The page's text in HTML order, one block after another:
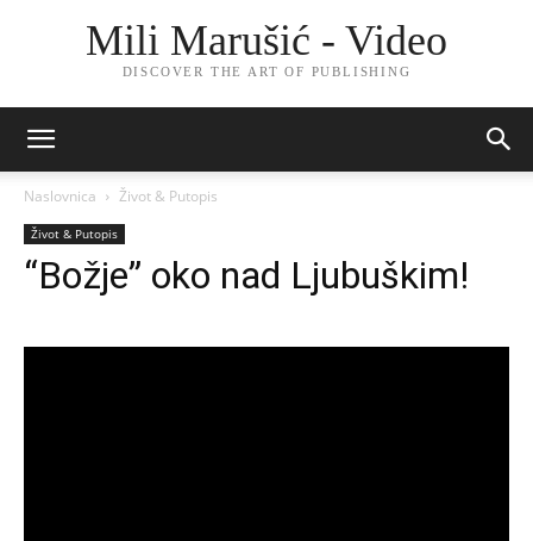
Mili Marušić - Video
DISCOVER THE ART OF PUBLISHING
Naslovnica Život & Putopis
Život & Putopis
“Božje” oko nad Ljubuškim!